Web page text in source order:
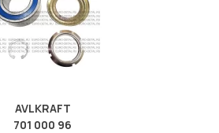
AVLKRAFT
701 000 96